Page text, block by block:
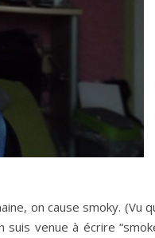
on cause smoky. (Vu
suis venue à écrire